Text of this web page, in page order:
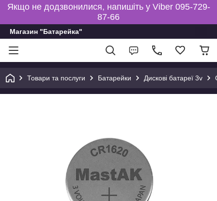
Якщо не додзвонилися, напишіть у Viber 095-729-
87-66
Магазин "Батарейка"
Товари та послуги Батарейки Дискові батареї 3v